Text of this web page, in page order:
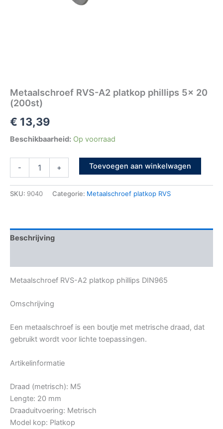
Metaalschroef RVS-A2 platkop phillips 5x 20
(200st)
€ 13,39
Beschikbaarheid: Op voorraad
- + Toevoegen aan winkelwagen
SKU: 9040 Categorie: Metaalschroef platkop RVS
Beschrijving
Metaalschroef RVS-A2 platkop phillips DIN965
Omschrijving
Een metaalschroef is een boutje met metrische draad, dat
gebruikt wordt voor lichte toepassingen.
Artikelinformatie
Draad (metrisch): M5
Lengte: 20 mm
Draaduitvoering: Metrisch
Model kop: Platkop